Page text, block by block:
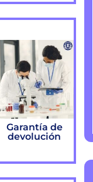
Garantía de
devolución